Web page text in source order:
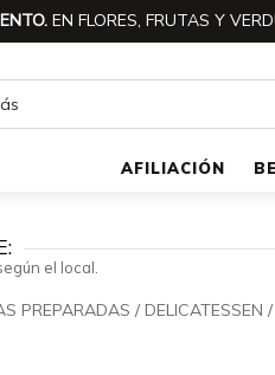
EN FLORES, FRUTAS Y
AFILIACIÓN
el local.
PREPARADAS / DELICATESSEN /